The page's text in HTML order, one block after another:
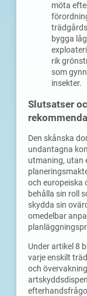
möta
bygga
rik
som
insekter.
Slutsatser
Den skånska
undantagna
utmaning, utan
och europeiska
behålla sin roll
skydda sin
omedelbar
Under artikel 8
varje enskilt
och